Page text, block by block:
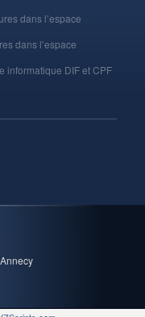
dans l’espace
dans l’espace
informatique DIF et CPF